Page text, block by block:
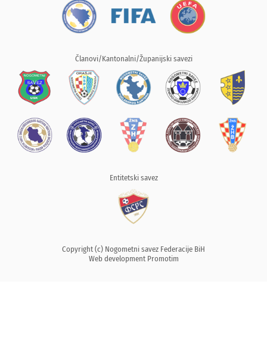
Članovi/Kantonalni/Županijski savezi
Entitetski savez
Copyright (c) Nogometni savez Federacije BiH
Web development Promotim